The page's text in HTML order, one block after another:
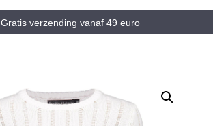
Gratis verzending vanaf 49 euro